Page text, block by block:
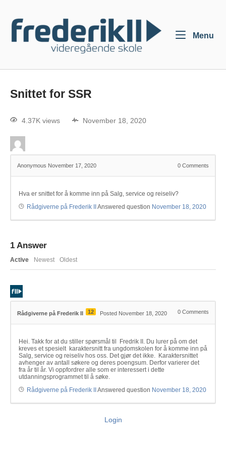
Menu
Snittet for SSR
4.37K views November 18, 2020
Anonymous November 17, 2020 0 Comments
Hva er snittet for å komme inn på Salg, service og reiseliv?
Rådgiverne på Frederik II
Answered question November 18, 2020
1 Answer
Active Newest Oldest
Rådgiverne på Frederik II 12 Posted November 18, 2020 0 Comments
Hei. Takk for at du stiller spørsmål til Fredrik II. Du lurer på om det
kreves et spesielt karaktersnitt fra ungdomskolen for å komme inn på
Salg, service og reiseliv hos oss. Det gjør det ikke. Karaktersnittet
avhenger av antall søkere og deres poengsum. Derfor varierer det
fra år til år. Vi oppfordrer alle som er interessert i dette
utdanningsprogrammet til å søke.
Rådgiverne på Frederik II
Answered question November 18, 2020
Login